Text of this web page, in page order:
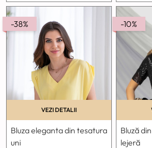
-38%
Bluza eleganta din tesatura
uni
VEZI DETALII
-10%
Bluză
lejeră